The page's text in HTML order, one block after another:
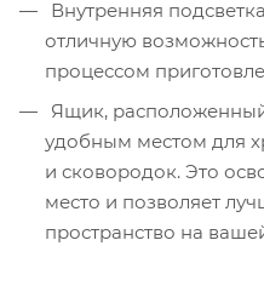
Внутренняя
отличную
процессом
Ящик,
удобным местом для
и сковородок. Это
место и позволяет
пространство на